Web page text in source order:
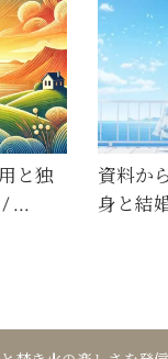
と独
/ …
資料か
身と結